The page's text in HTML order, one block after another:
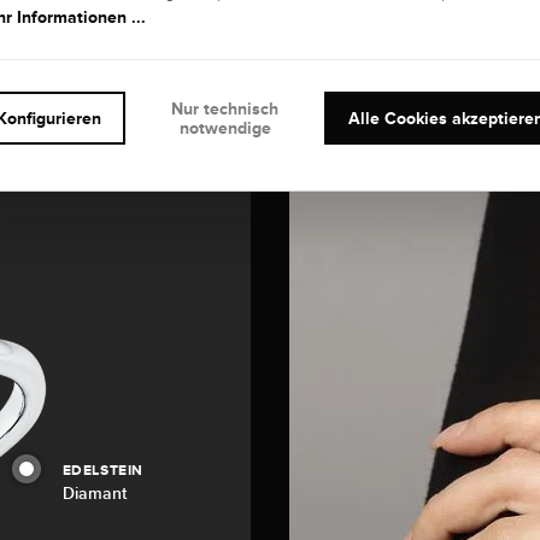
EDELSTEIN
Diamant
Informationen ...
Alle Cookies
Nur technisch
notwendige